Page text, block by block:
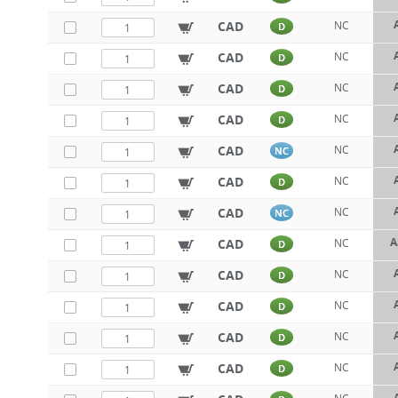
CAD D NC
CAD D NC
CAD D NC
CAD D NC
CAD NC NC
CAD D NC
CAD NC NC
CAD D NC
CAD D NC
CAD D NC
CAD D NC
CAD D NC